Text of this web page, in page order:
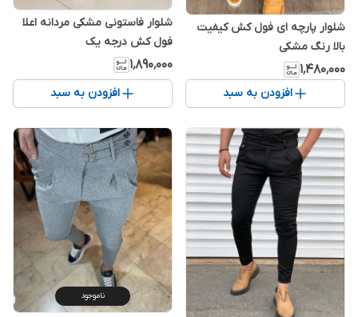
شلوار پارچه ای فول کش کیفیت
بالا رنگ مشکی
۱٬۴۸۰٬۰۰۰
افزودن به سبد
شلوار فاستونی مشکی مردانه اعلا
فول کش درجه یک
۱٬۸۹۰٬۰۰۰
افزودن به سبد
ناموجود